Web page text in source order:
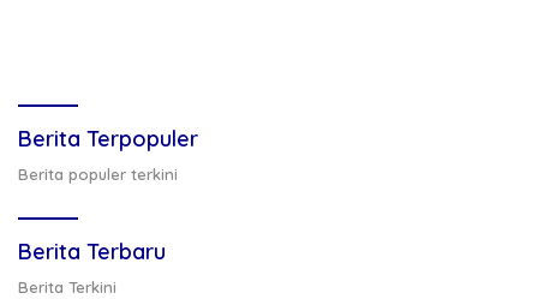
Berita Terpopuler
Berita populer terkini
Berita Terbaru
Berita Terkini